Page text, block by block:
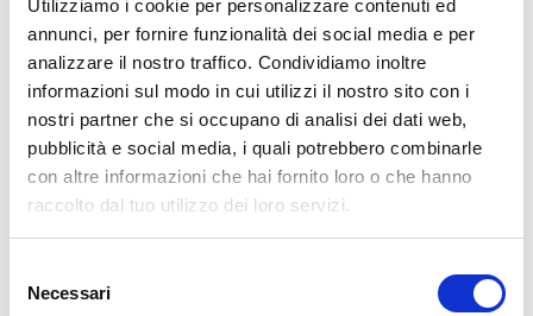
Utilizziamo i cookie per personalizzare contenuti ed
annunci, per fornire funzionalità dei social media e per
analizzare il nostro traffico. Condividiamo inoltre
informazioni sul modo in cui utilizzi il nostro sito con i
nostri partner che si occupano di analisi dei dati web,
pubblicità e social media, i quali potrebbero combinarle
con altre informazioni che hai fornito loro o che hanno
raccolto dal tuo utilizzo dei loro servizi.
delNecessari